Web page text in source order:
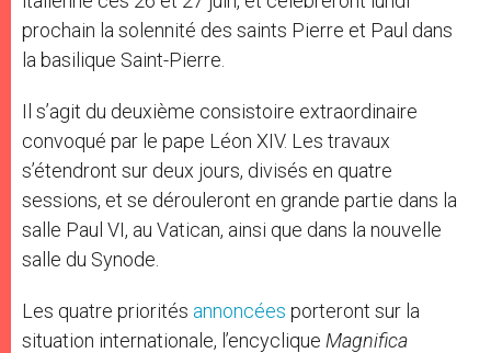
prochain la solennité des saints Pierre et Paul dans
la basilique Saint-Pierre.
Il s’agit du deuxième consistoire extraordinaire
convoqué par le pape Léon XIV. Les travaux
s’étendront sur deux jours, divisés en quatre
sessions, et se dérouleront en grande partie dans la
salle Paul VI, au Vatican, ainsi que dans la nouvelle
salle du Synode.
Les quatre priorités annoncées porteront sur la
situation internationale, l’encyclique Magnifica